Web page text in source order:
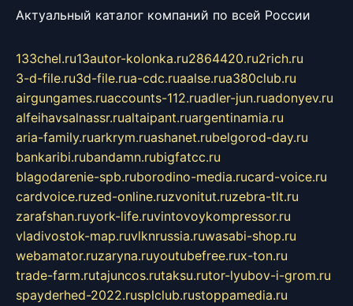
Актуальный каталог компаний по всей России
133chel.ru13autor-kolonka.ru2864420.ru2rich.ru
3-d-file.ru3d-file.rua-cdc.ruaalse.rua380club.ru
airgungames.ruaccounts-112.ruadler-jun.ruadonyev.ru
alfeihavsalnassr.rualtaipant.ruargentinamia.ru
aria-family.ruarkrym.ruashanet.rubelgorod-day.ru
bankaribi.rubandamn.rubigfatcc.ru
blagodarenie-spb.ruborodino-media.rucard-voice.ru
cardvoice.ruzed-online.ruzvonitut.ruzebra-tlt.ru
zarafshan.ruyork-life.ruvintovoykompressor.ru
vladivostok-map.ruvlknrussia.ruwasabi-shop.ru
webamator.ruzaryna.ruyoutubefree.rux-ton.ru
trade-farm.rutajuncos.rutaksu.rutor-lyubov-i-grom.ru
spayderhed-2022.rusplclub.rustoppamedia.ru